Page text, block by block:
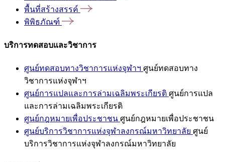
พื้นที่สร้างสรรค์
พิพิธภัณฑ์
บริการทดสอบและวิชาการ
ศูนย์ทดสอบทางวิชาการแห่งจุฬาฯ ศูนย์ทดสอบทาง
วิชาการแห่งจุฬาฯ
ศูนย์การแปลและการล่ามเฉลิมพระเกียรติ ศูนย์การแปล
และการล่ามเฉลิมพระเกียรติ
ศูนย์กฎหมายเพื่อประชาชน ศูนย์กฎหมายเพื่อประชาชน
ศูนย์บริการวิชาการแห่งจุฬาลงกรณ์มหาวิทยาลัย ศูนย์
บริการวิชาการแห่งจุฬาลงกรณ์มหาวิทยาลัย